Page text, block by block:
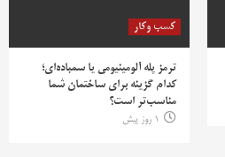
کسب وکار
ترمز پله آلومینیومی یا سمباده‌ای؛
کدام گزینه برای ساختمان شما
مناسب‌تر است؟
1 روز پیش